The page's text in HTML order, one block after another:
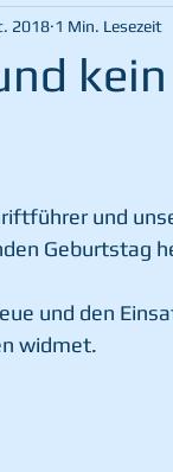
2018 1 Min. Lesezeit
und
Geburtstag
und den
widmet.